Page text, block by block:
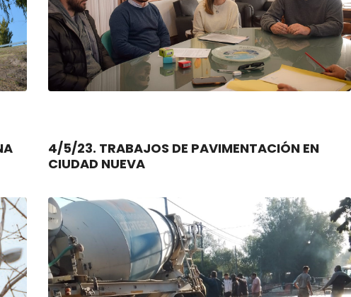
4/5/23. TRABAJOS DE PAVIMENTACIÓN EN
CIUDAD NUEVA